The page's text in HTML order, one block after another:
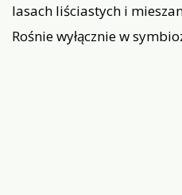
lasach liściastych i
Rośnie wyłącznie w